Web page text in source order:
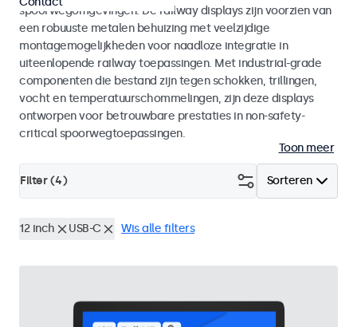
spoorwegomgevingen. De railway displays zijn voorzien van
een robuuste metalen behuizing met veelzijdige
montagemogelijkheden voor naadloze integratie in
uiteenlopende railway toepassingen. Met industrial-grade
componenten die bestand zijn tegen schokken, trillingen,
vocht en temperatuurschommelingen, zijn deze displays
ontworpen voor betrouwbare prestaties in non-safety-
critical spoorwegtoepassingen.
Toon meer
Sorteren
Filter (4)
12 inch USB-C Wis alle filters